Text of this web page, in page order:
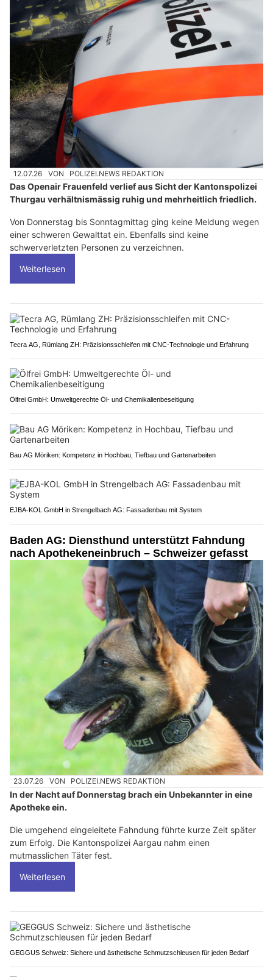
12.07.26 VON POLIZEI.NEWS REDAKTION
Das Openair Frauenfeld verlief aus Sicht der Kantonspolizei
Thurgau verhältnismässig ruhig und mehrheitlich friedlich.
Von Donnerstag bis Sonntagmittag ging keine Meldung wegen
einer schweren Gewalttat ein. Ebenfalls sind keine
schwerverletzten Personen zu verzeichnen.
Weiterlesen
Tecra AG, Rümlang ZH: Präzisionsschleifen mit CNC-Technologie und Erfahrung
Ölfrei GmbH: Umweltgerechte Öl- und Chemikalienbeseitigung
Bau AG Möriken: Kompetenz in Hochbau, Tiefbau und Gartenarbeiten
EJBA-KOL GmbH in Strengelbach AG: Fassadenbau mit System
Baden AG: Diensthund unterstützt Fahndung
nach Apothekeneinbruch – Schweizer gefasst
23.07.26 VON POLIZEI.NEWS REDAKTION
In der Nacht auf Donnerstag brach ein Unbekannter in eine
Apotheke ein.
Die umgehend eingeleitete Fahndung führte kurze Zeit später
zum Erfolg. Die Kantonspolizei Aargau nahm einen
mutmasslichen Täter fest.
Weiterlesen
GEGGUS Schweiz: Sichere und ästhetische Schmutzschleusen für jeden Bedarf